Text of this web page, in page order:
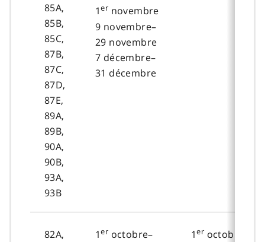
85A,
85B,
85C,
87B,
87C,
87D,
87E,
89A,
89B,
90A,
90B,
93A,
93B
1er novembre
9 novembre–
29 novembre
7 décembre–
31 décembre
82A,
1er octobre–
1er octobre–